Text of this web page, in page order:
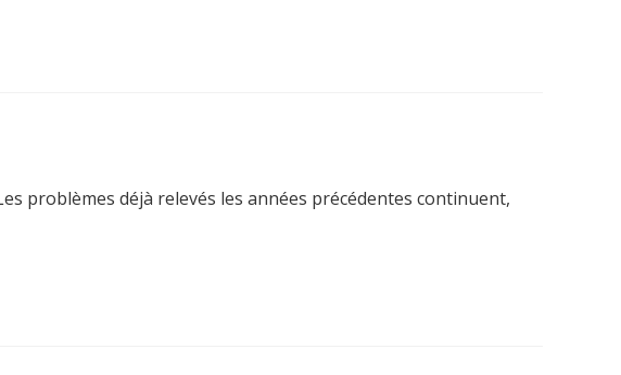
problèmes déjà relevés les années précédentes continuent,